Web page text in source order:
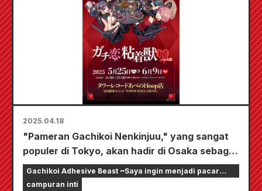
2025.04.18
"Pameran Gachikoi Nenkinjuu," yang sangat
populer di Tokyo, akan hadir di Osaka sebagai
pameran keliling, yang diselenggarakan di
toko Tower Records Abeno Hoop mulai
Gachikoi Adhesive Beast ~Saya ingin menjadi pacar
streamer online~
campuran inti